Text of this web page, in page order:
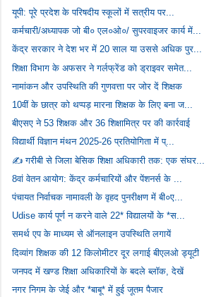
यूपी: पूरे प्रदेश के परिषदीय स्कूलों में सत्रीय पर...
कर्मचारी/अध्यापक जो बी० एल०ओ०/ सुपरवाइजर कार्य में...
केंद्र सरकार ने देश भर में 20 साल या उससे अधिक पुर...
शिक्षा विभाग के अफसर ने गर्लफ्रेंड को ड्राइवर समेत...
नामांकन और उपस्थिति की गुणवत्ता पर जोर दें शिक्षक
10वीं के छात्र को थप्पड़ मारना शिक्षक के लिए बना ज...
बीएसए ने 53 शिक्षक और 36 शिक्षामित्र पर की कार्रवाई
विद्यार्थी विज्ञान मंथन 2025-26 प्रतियोगिता में प्...
✍️ गरीबी से जिला बेसिक शिक्षा अधिकारी तक: एक संघर...
8वां वेतन आयोग: केंद्र कर्मचारियों और पेंशनर्स के ...
पंचायत निर्वाचक नामावली के वृहद पुनरीक्षण में बी०ए...
Udise कार्य पूर्ण न करने वाले 22* विद्यालयों के *स...
समर्थ एप के माध्यम से ऑनलाइन उपस्थिति लगायें
दिव्यांग शिक्षक की 12 किलोमीटर दूर लगाई बीएलओ ड्यूटी
जनपद में खण्ड शिक्षा अधिकारियों के बदले ब्लॉक, देखें
नगर निगम के जेई और *बाबू* में हुई जूतम पैजार